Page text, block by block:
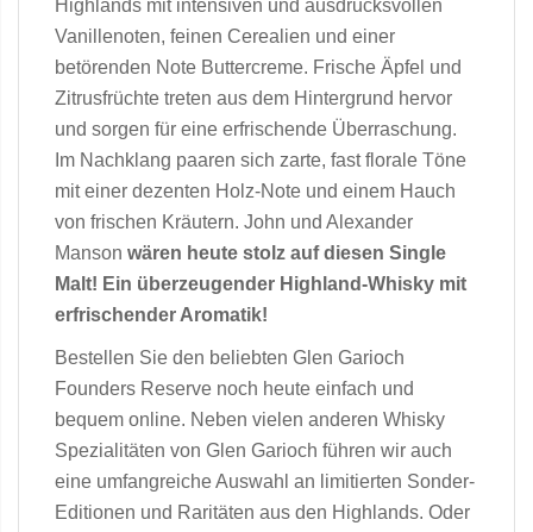
Highlands mit intensiven und ausdrucksvollen
Vanillenoten, feinen Cerealien und einer
betörenden Note Buttercreme. Frische Äpfel und
Zitrusfrüchte treten aus dem Hintergrund hervor
und sorgen für eine erfrischende Überraschung.
Im Nachklang paaren sich zarte, fast florale Töne
mit einer dezenten Holz-Note und einem Hauch
von frischen Kräutern. John und Alexander
Manson wären heute stolz auf diesen Single
Malt! Ein überzeugender Highland-Whisky mit
erfrischender Aromatik!
Bestellen Sie den beliebten Glen Garioch
Founders Reserve noch heute einfach und
bequem online. Neben vielen anderen Whisky
Spezialitäten von Glen Garioch führen wir auch
eine umfangreiche Auswahl an limitierten Sonder-
Editionen und Raritäten aus den Highlands. Oder